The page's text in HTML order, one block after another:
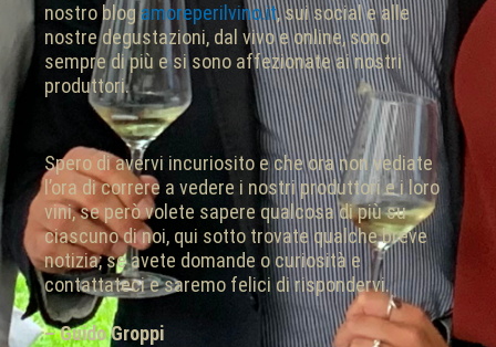
nostro blogamoreperilvino.it, sui social e alle
nostre degustazioni, dal vivo e online, sono
sempre di più e si sono affezionate ai nostri
produttori.
Spero di avervi incuriosito e che ora non vediate
l’ora di correre a vedere i nostri produttori e i loro
vini, se però volete sapere qualcosa di più su
ciascuno di noi, qui sotto trovate qualche breve
notizia; se avete domande o curiosità e
contattateci e saremo felici di rispondervi.
– Guido Groppi